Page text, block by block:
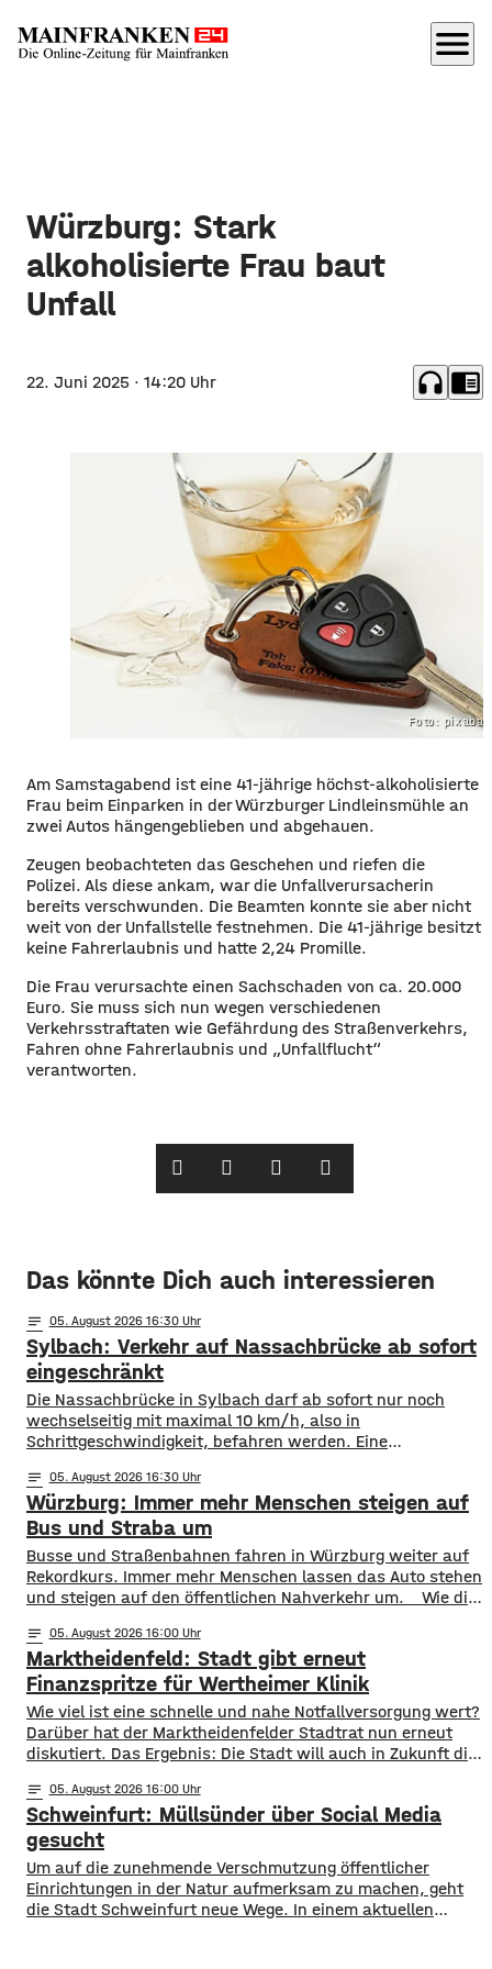
menu
Würzburg: Stark
alkoholisierte Frau baut
Unfall
22. Juni 2025 · 14:20 Uhr headphones chrome_reader_mode
Foto:
Am Samstagabend ist eine 41-jährige höchst-alkoholisierte
Frau beim Einparken in der Würzburger Lindleinsmühle an
zwei Autos hängengeblieben und abgehauen.
Zeugen beobachteten das Geschehen und riefen die
Polizei. Als diese ankam, war die Unfallverursacherin
bereits verschwunden. Die Beamten konnte sie aber nicht
weit von der Unfallstelle festnehmen. Die 41-jährige besitzt
keine Fahrerlaubnis und hatte 2,24 Promille.
Die Frau verursachte einen Sachschaden von ca. 20.000
Euro. Sie muss sich nun wegen verschiedenen
Verkehrsstraftaten wie Gefährdung des Straßenverkehrs,
Fahren ohne Fahrerlaubnis und „Unfallflucht“
verantworten.
Das könnte Dich auch interessieren
notes 05. August 2026 16:30
Sylbach: Verkehr auf Nassachbrücke ab sofort
eingeschränkt
Die Nassachbrücke in Sylbach darf ab sofort nur noch
wechselseitig mit maximal 10 km/h, also in
Schrittgeschwindigkeit, befahren werden. Eine
Landratsamt am Mittwochnachmittag veröffentlicht.
Hintergrund ist das der Schwerlastverkehr aufgrund der
kurzfristigen Sperrung der Nassachbrücke in Haßfurt
deutlich zugenommen hat. Durch die Begrenzung der
Höchstgeschwindigkeit soll das über 50 Jahre
notes 05. August 2026 16:30
Würzburg: Immer mehr Menschen steigen auf
Bus und Straba um
​​Busse und Straßenbahnen fahren in Würzburg weiter auf
Rekordkurs. Immer mehr Menschen lassen das Auto stehen
und steigen auf den öffentlichen Nahverkehr um. ​Wie die
so viele Fahrgäste transportiert wie nie zuvor. Insgesamt
waren knapp 18 Millionen Menschen im öffentlichen
Nahverkehr unterwegs. ​Besonders deutlich zeigt sich
notes 05. August 2026 16:00
Marktheidenfeld: Stadt gibt erneut
Finanzspritze für Wertheimer Klinik
​​Wie viel ist eine schnelle und nahe Notfallversorgung wert?
Darüber hat der Marktheidenfelder Stadtrat nun erneut
diskutiert. Das Ergebnis: Die Stadt will auch in Zukunft die
finanziell unterstützen. ​Über 31.000 Euro fließen in
diesem Jahr an den entsprechenden Förderverein des
Krankenhauses. Denn: Allein im letzten Jahr haben sich
120 Menschen aus Marktheidenfeld
notes 05. August 2026 16:00
Schweinfurt: Müllsünder über Social Media
gesucht
Um auf die zunehmende Verschmutzung öffentlicher
Einrichtungen in der Natur aufmerksam zu machen, geht
die Stadt Schweinfurt neue Wege. In einem aktuellen